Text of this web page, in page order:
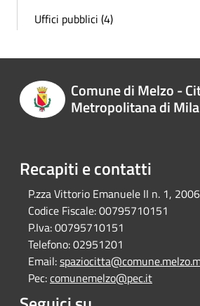
Uffici pubblici (4)
Comune di Melzo -
Metropolitana di
Recapiti e contatti
P.zza Vittorio Emanuele II n. 1,
Codice Fiscale:00795710151
P.Iva:00795710151
Telefono:02951201
Email:
Pec:comunemelzo@pec.it